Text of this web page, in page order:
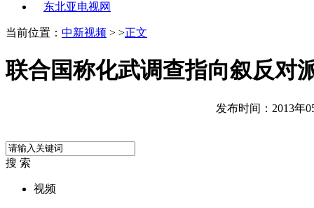
东北亚电视网
当前位置： 中新视频 > >正文
联合国称化武调查指向叙反对
发布时间：2013年
搜 索
视频